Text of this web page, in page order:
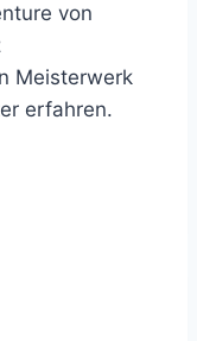
von
Meisterwerk
erfahren.